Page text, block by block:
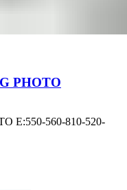
PHOTO
E:550-560-810-520-